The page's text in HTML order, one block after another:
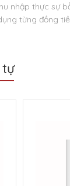
nhập thực sự
từng đồng
tự